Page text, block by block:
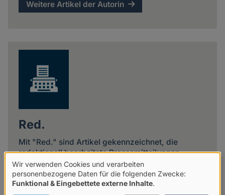
Weitere Artikel der Autorin
Red.
Mit "Red." sind Artikel gekennzeichnet, die
redaktionell bearbeitete Pressemitteilungen
beinhalten.
Weitere Artikel des Autoren
Verwendung
von
Wir verwenden Cookies und verarbeiten
personenbezogene Daten für die folgenden Zwecke:
Funktional & Eingebettete externe Inhalte